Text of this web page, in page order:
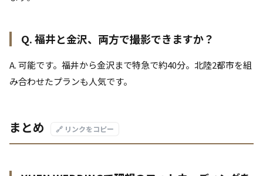
Q. 福井と金沢、両方で撮影できますか？
A. 可能です。福井から金沢まで特急で約40分。北陸2都市を組
み合わせたプランも人気です。
まとめ 🔗 リンクをコピー